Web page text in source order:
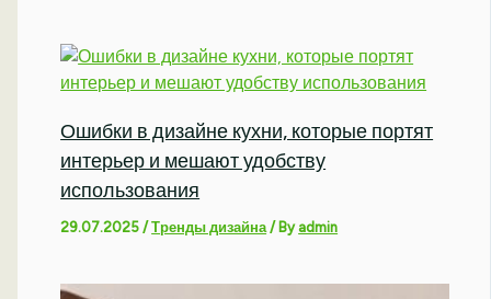
Ошибки в дизайне кухни, которые портят
интерьер и мешают удобству
использования
29.07.2025/Тренды дизайна/ Byadmin